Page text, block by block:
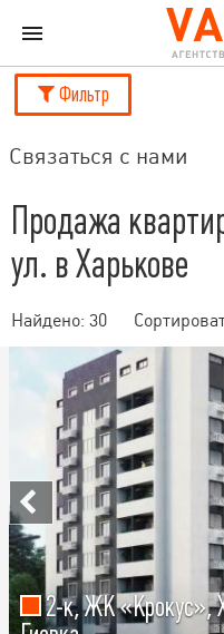
Фильтр
Связаться с нами
Продажа
ул. в Харькове
Найдено: 30
2-к, ЖК «Крокус»,